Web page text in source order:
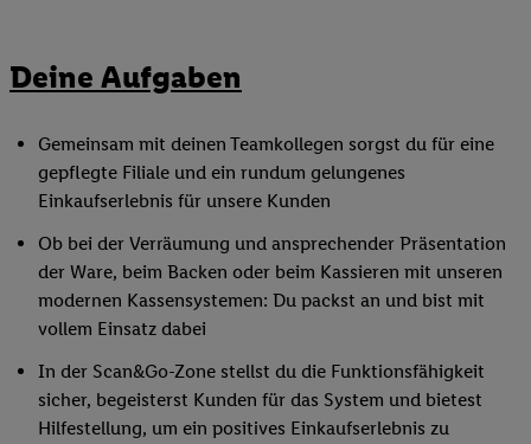
Deine Aufgaben
Gemeinsam mit deinen Teamkollegen sorgst du für eine
gepflegte Filiale und ein rundum gelungenes
Einkaufserlebnis für unsere Kunden
Ob bei der Verräumung und ansprechender Präsentation
der Ware, beim Backen oder beim Kassieren mit unseren
modernen Kassensystemen: Du packst an und bist mit
vollem Einsatz dabei
In der Scan&Go-Zone stellst du die Funktionsfähigkeit
sicher, begeisterst Kunden für das System und bietest
Hilfestellung, um ein positives Einkaufserlebnis zu